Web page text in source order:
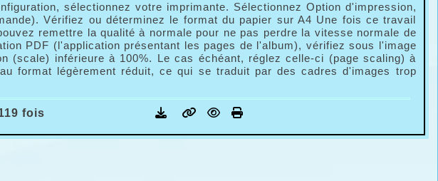
sélectionnez votre imprimante. Sélectionnez Option d'impression,
Vérifiez ou déterminez le format du papier sur A4 Une fois ce travail
remettre la qualité à normale pour ne pas perdre la vitesse normale de
PDF (l'application présentant les pages de l'album), vérifiez sous l'image
(scale) inférieure à 100%. Le cas échéant, réglez celle-ci (page scaling) à
format légèrement réduit, ce qui se traduit par des cadres d'images trop
fois